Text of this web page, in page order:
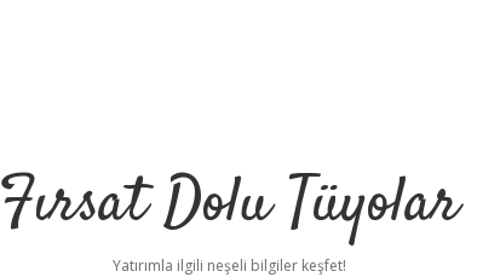
Fırsat Dolu Tüyolar
Yatırımla ilgili neşeli bilgiler keşfet!